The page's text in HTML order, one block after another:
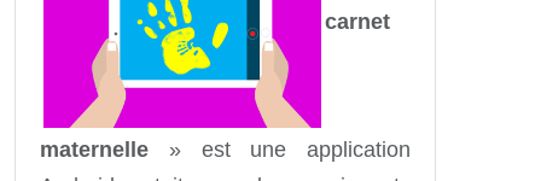
carnet
maternelle » est une application